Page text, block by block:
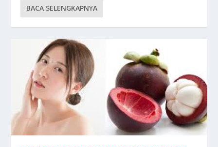
BACA SELENGKAPNYA